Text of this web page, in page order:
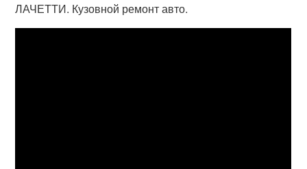
ЛАЧЕТТИ. Кузовной ремонт авто.